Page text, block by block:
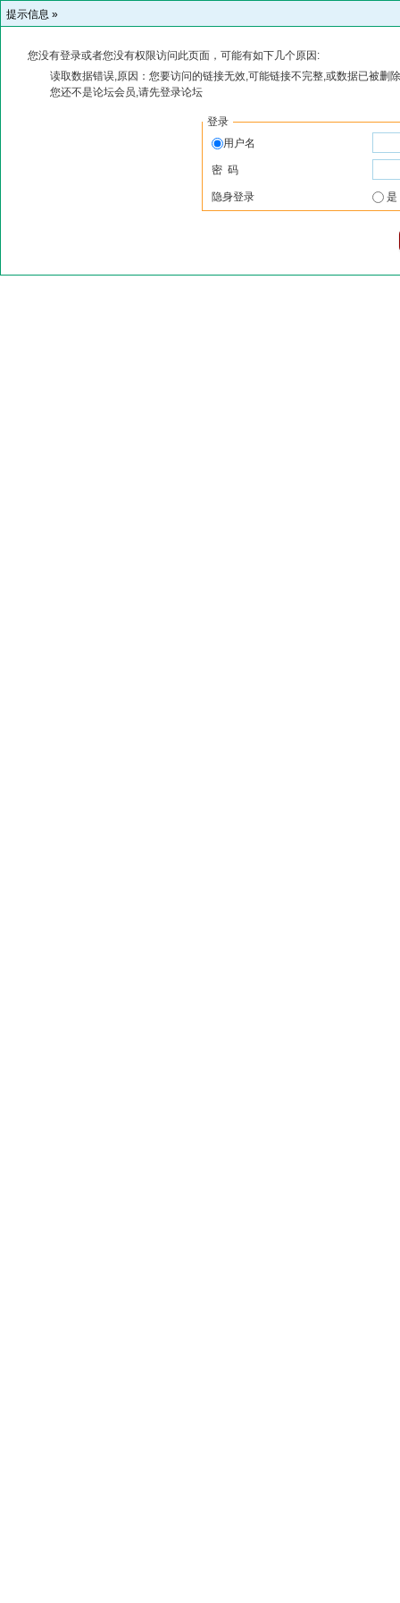
提示信息 »
您没有登录或者您没有权限访问此页面，可能有如下几个原因:
读取数据错误,原因：您要访问的链接无效,可能链接不完整,或数据已被删
您还不是论坛会员,请先登录论坛
登录
用户名
密 码
隐身登录